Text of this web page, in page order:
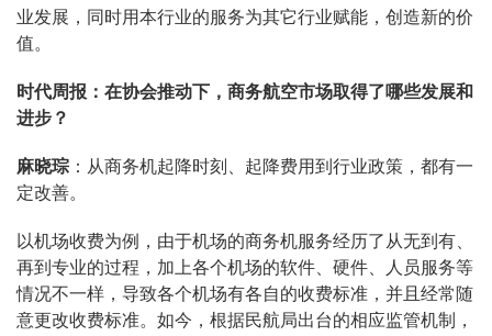
业发展，同时用本行业的服务为其它行业赋能，创造新的价
值。
时代周报：在协会推动下，商务航空市场取得了哪些发展和
进步？
麻晓琮 ：从商务机起降时刻、起降费用到行业政策，都有一
定改善。
以机场收费为例，由于机场的商务机服务经历了从无到有、
再到专业的过程，加上各个机场的软件、硬件、人员服务等
情况不一样，导致各个机场有各自的收费标准，并且经常随
意更改收费标准。如今，根据民航局出台的相应监管机制，